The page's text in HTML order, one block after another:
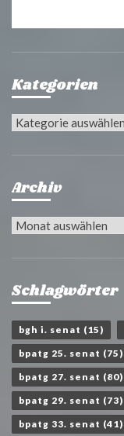
Kategorien
Kategorien
Archiv
Archiv
Schlagwörter
bgh i. senat (15)
bpatg 25. senat (75)
bpatg 27. senat (80)
bpatg 29. senat (73)
bpatg 33. senat (41)